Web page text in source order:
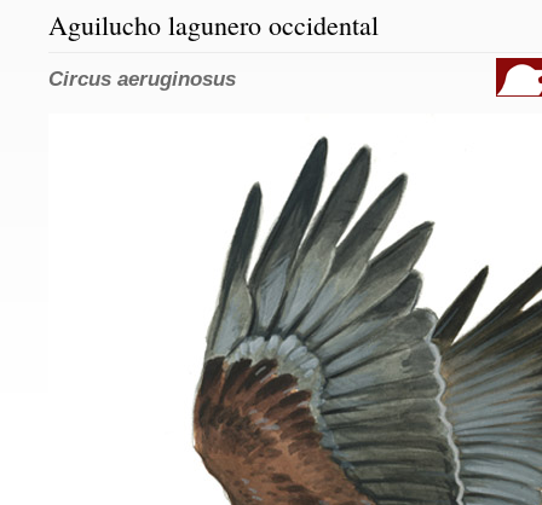
Aguilucho lagunero occidental
Circus aeruginosus